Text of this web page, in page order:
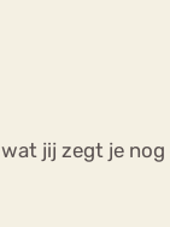
jij zegt je